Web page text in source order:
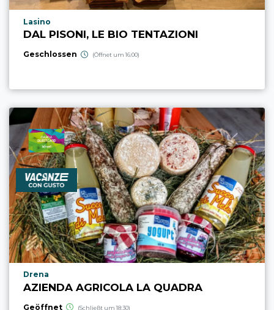
aria.poi_location_prefix
Lasino
DAL PISONI, LE BIO TENTAZIONI
Geschlossen (Öffnet um 16:00)
aria.poi_location_prefix
Drena
AZIENDA AGRICOLA LA QUADRA
Geöffnet (Schließt um 18:30)